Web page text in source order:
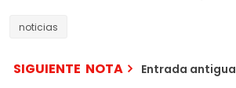
noticias
SIGUIENTE NOTA Entrada antigua